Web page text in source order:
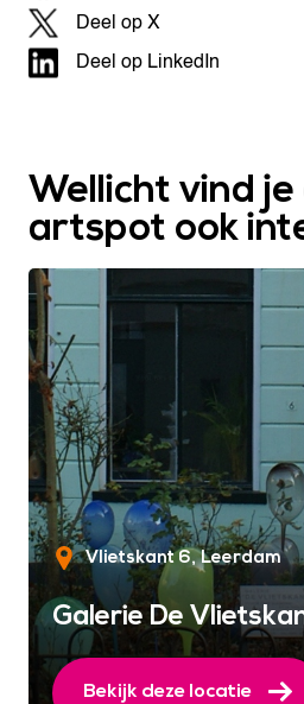
Deel op X
Deel op LinkedIn
Wellicht vind je
artspot ook
Vlietskant 6 Leerdam
Galerie De
Bekijk deze locatie